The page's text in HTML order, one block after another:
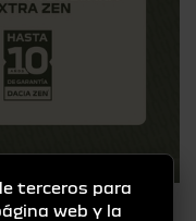
terceros para
web y la